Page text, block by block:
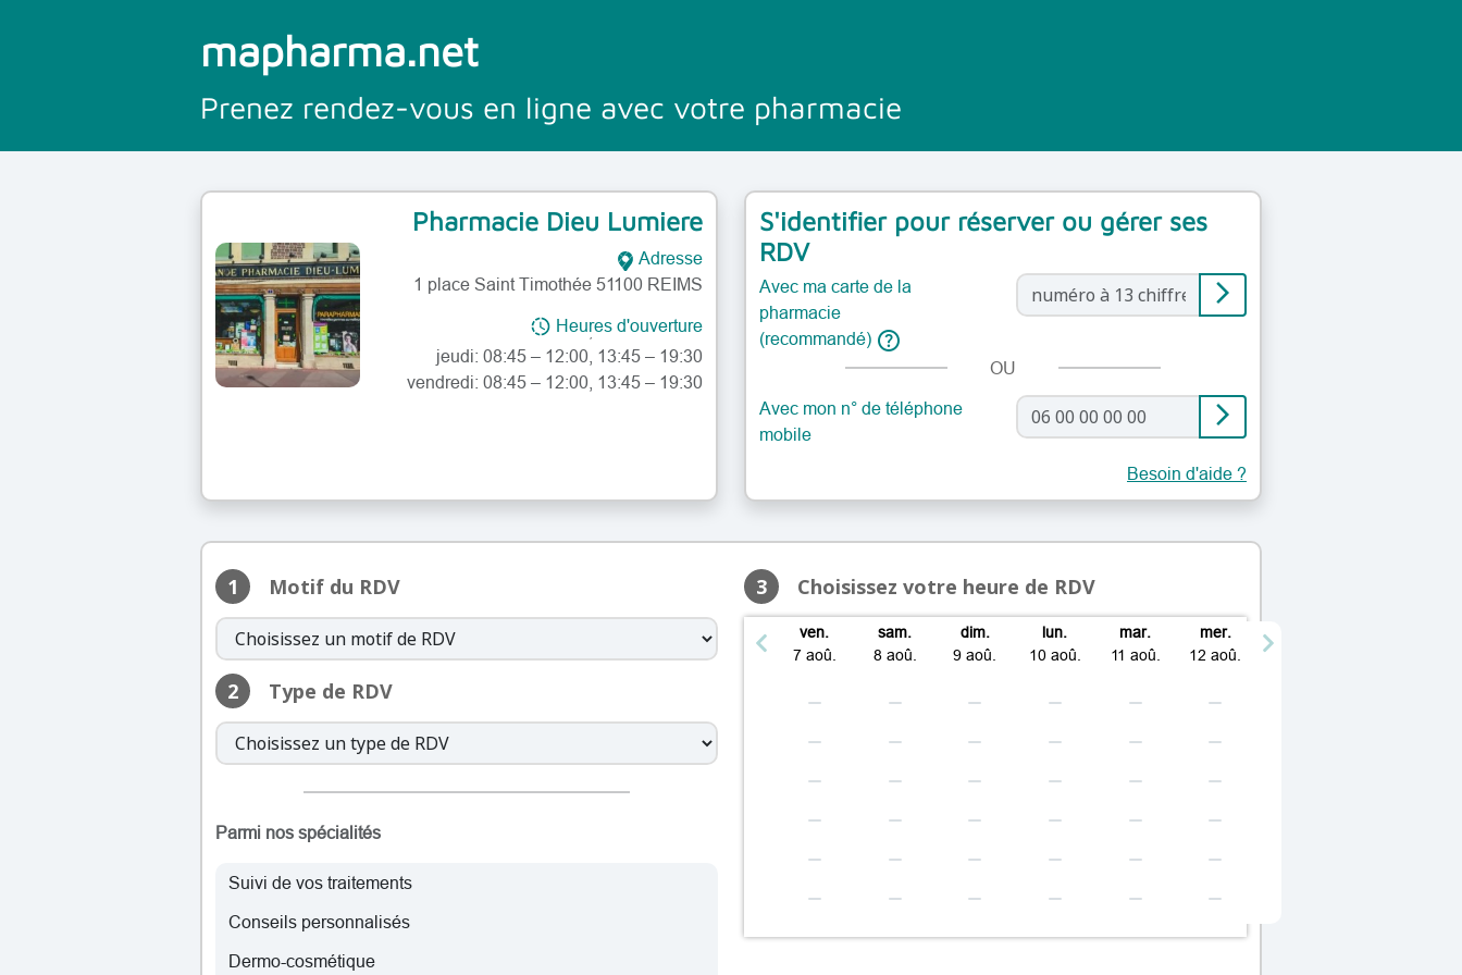
mapharma.net
Prenez rendez-vous en ligne avec votre pharmacie
Pharmacie Dieu Lumiere
Adresse
1 place Saint Timothée 51100 REIMS
Heures d'ouverture
lundi: 08:45 – 12:00, 13:45 – 19:30
mardi: 08:45 – 12:00, 13:45 – 19:30
mercredi: 08:45 – 12:00, 13:45 – 19:30
jeudi: 08:45 – 12:00, 13:45 – 19:30
vendredi: 08:45 – 12:00, 13:45 – 19:30
samedi: 09:00 – 12:00, 14:00 – 17:30
dimanche: Fermé
mardi: 08:45 – 12:00, 13:45 – 19:30
mercredi: 08:45 – 12:00, 13:45 – 19:30
jeudi: 08:45 – 12:00, 13:45 – 19:30
vendredi: 08:45 – 12:00, 13:45 – 19:30
S'identifier pour réserver ou gérer ses
RDV
Avec ma carte de la
pharmacie
(recommandé) help
arrow_forward_ios
OU
Avec mon n° de téléphone
mobile
arrow_forward_ios
Besoin d'aide ?
1 Motif du RDV
2 Type de RDV
Parmi nos spécialités
Suivi de vos traitements
Conseils personnalisés
Dermo-cosmétique
3 Choisissez votre heure de RDV
ven.
7 aoû.
sam.
8 aoû.
dim.
9 aoû.
lun.
10 aoû.
mar.
11 aoû.
mer.
12 aoû.